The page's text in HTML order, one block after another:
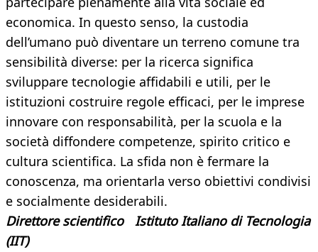
economica. In questo senso, la custodia
dell’umano può diventare un terreno comune tra
sensibilità diverse: per la ricerca significa
sviluppare tecnologie affidabili e utili, per le
istituzioni costruire regole efficaci, per le imprese
innovare con responsabilità, per la scuola e la
società diffondere competenze, spirito critico e
cultura scientifica. La sfida non è fermare la
conoscenza, ma orientarla verso obiettivi condivisi
e socialmente desiderabili.
Direttore scientifico Istituto Italiano di Tecnologia
(IIT)